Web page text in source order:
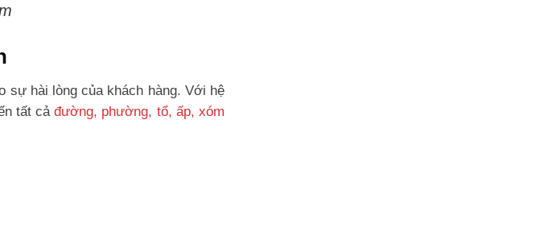
sự hài lòng của khách hàng. Với hệ
tất cảđường, phường, tổ, ấp, xóm